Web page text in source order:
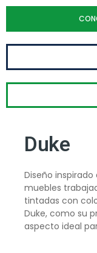
Duke
Diseño
muebles
tintadas con
Duke, como su
aspecto ideal